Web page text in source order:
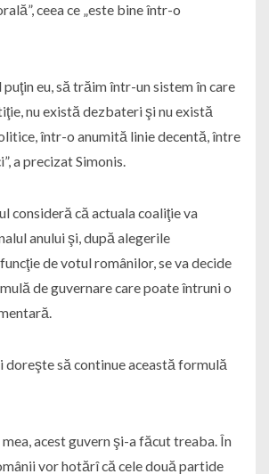
ceea ce „este bine într-o
puţin eu, să trăim într-un sistem în care
nu există dezbateri şi nu există
într-o anumită linie decentă, între
a precizat Simonis.
consideră că actuala coaliţie va
anului şi, după alegerile
de votul românilor, se va decide
de guvernare care poate întruni o
doreşte să continue această formulă
acest guvern şi-a făcut treaba. În
vor hotărî că cele două partide